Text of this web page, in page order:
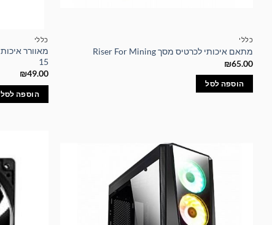
כללי
מתאם איכותי לכרטיס מסך Riser For Mining
₪65.00
הוספה לסל
כללי
15
₪49.00
הוספה לסל